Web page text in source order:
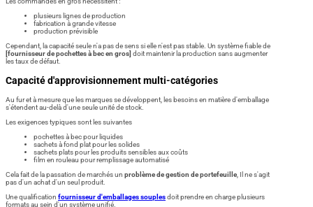
plusieurs lignes de production
fabrication à grande vitesse
production prévisible
Cependant, la capacité seule n'a pas de sens si elle n'est pas stable. Un système fiable de
[fournisseur de pochettes à bec en gros] doit maintenir la production sans augmenter
les taux de défaut.
Capacité d'approvisionnement multi-catégories
Au fur et à mesure que les marques se développent, les besoins en matière d'emballage
s'étendent au-delà d'une seule unité de stock.
Les exigences typiques sont les suivantes
pochettes à bec pour liquides
sachets à fond plat pour les solides
sachets plats pour les produits sensibles aux coûts
film en rouleau pour remplissage automatisé
Cela fait de la passation de marchés un problème de gestion de portefeuille, Il ne s'agit
pas d'un achat d'un seul produit.
Une qualification fournisseur d'emballages souplesdoit prendre en charge plusieurs
formats au sein d'un système unifié.